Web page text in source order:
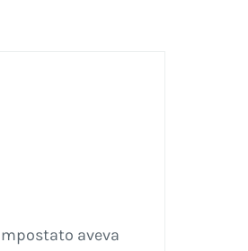
aveva